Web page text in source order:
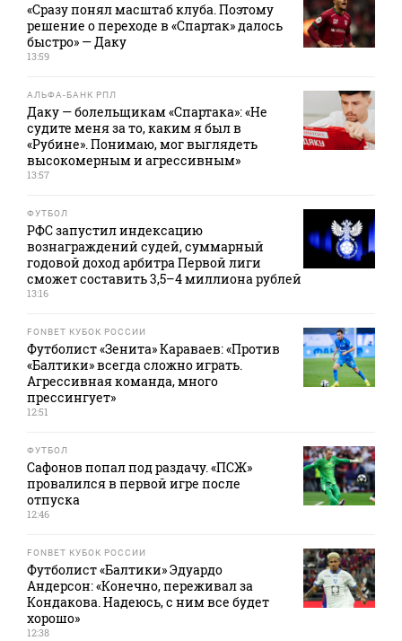
«Сразу понял масштаб клуба. Поэтому
решение о переходе в «Спартак» далось
быстро» — Даку
13:59
АЛЬФА-БАНК РПЛ
Даку — болельщикам «Спартака»: «Не
судите меня за то, каким я был в
«Рубине». Понимаю, мог выглядеть
высокомерным и агрессивным»
13:57
ФУТБОЛ
РФС запустил индексацию
вознаграждений судей, суммарный
годовой доход арбитра Первой лиги
сможет составить 3,5–4 миллиона рублей
13:16
FONBET КУБОК РОССИИ
Футболист «Зенита» Караваев: «Против
«Балтики» всегда сложно играть.
Агрессивная команда, много
прессингует»
12:51
ФУТБОЛ
Сафонов попал под раздачу. «ПСЖ»
провалился в первой игре после
отпуска
12:46
FONBET КУБОК РОССИИ
Футболист «Балтики» Эдуардо
Андерсон: «Конечно, переживал за
Кондакова. Надеюсь, с ним все будет
хорошо»
12:38